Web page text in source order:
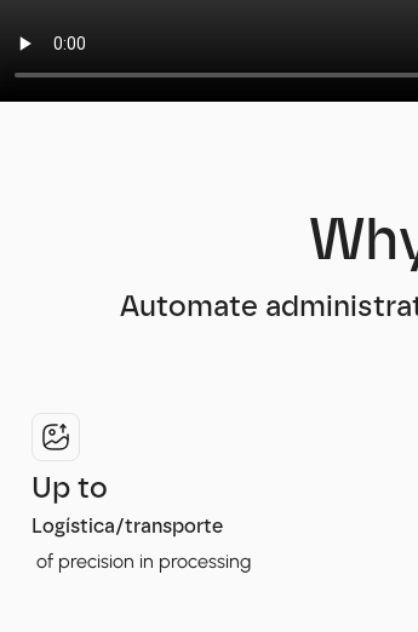
Automate
Up to
Logística/transporte
of precision in processing